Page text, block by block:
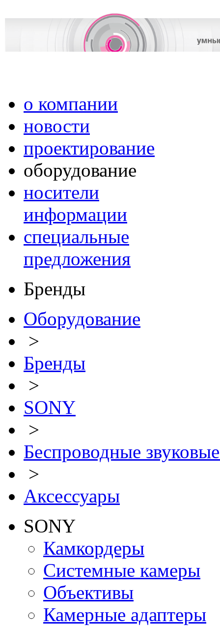
о компании
новости
проектирование
оборудование
носители
информации
специальные
предложения
Бренды
Оборудование
>
Бренды
>
SONY
>
Беспроводные
>
Аксессуары
SONY
Камкордеры
Системные камеры
Объективы
Камерные адаптеры